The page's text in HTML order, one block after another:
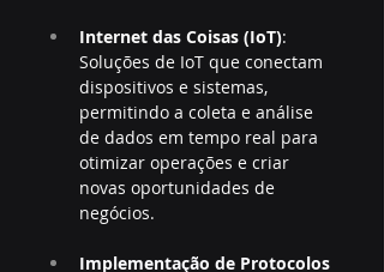
Internet das Coisas (IoT):
Soluções de IoT que conectam
dispositivos e sistemas,
permitindo a coleta e análise
de dados em tempo real para
otimizar operações e criar
novas oportunidades de
negócios.
Implementação de Protocolos